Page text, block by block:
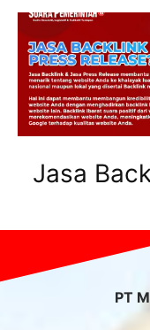
Jasa
PT